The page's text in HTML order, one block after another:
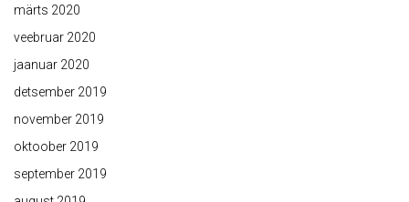
märts 2020
veebruar 2020
jaanuar 2020
detsember 2019
november 2019
oktoober 2019
september 2019